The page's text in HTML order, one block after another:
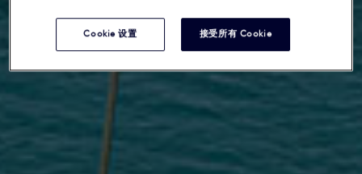
Cookie 设置 接受所有 Cookie